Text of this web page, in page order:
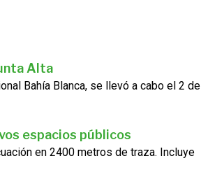
Alta
Bahía Blanca, se llevó a cabo el 2 de
espacios públicos
en 2400 metros de traza. Incluye